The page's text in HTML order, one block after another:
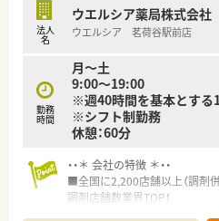
法人
名
ウエルシア薬局株式会社
ウエルシア 茗荷谷駅前店
勤務
時間
月～土
9:00～19:00
※週40時間を基本とする
※シフト制勤務
休憩：60分
・・＊ 会社の特徴 ＊・・
■全国に2,200店舗以上（調剤
調剤店舗数業界TOP！